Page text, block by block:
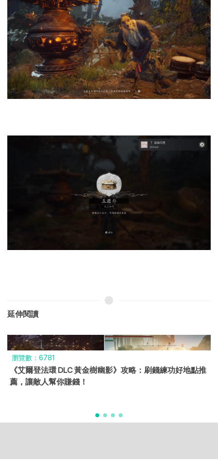
延伸閱讀
瀏覽數：8686
【2024 最新版 】 Switch 遊戲推薦